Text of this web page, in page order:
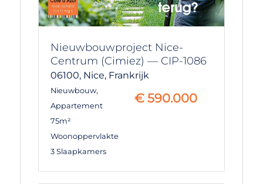
Nieuwbouwproject Nice-
Centrum (Cimiez) — CIP-1086
06100, Nice, Frankrijk
Nieuwbouw,
Appartement
75m²
Woonoppervlakte
3 Slaapkamers
€ 590.000